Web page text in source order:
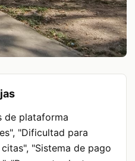
de plataforma
"Dificultad para
"Sistema de pago